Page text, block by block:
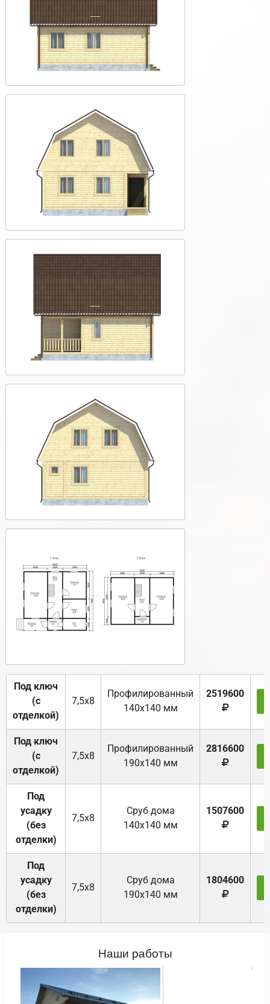
Под ключ
(с
отделкой)
7,5х8
Профилированный
140х140 мм
2519600
Под ключ
(с
отделкой)
7,5х8
Профилированный
190х140 мм
2816600
Под
усадку
(без
отделки)
7,5х8
Cруб дома
140х140 мм
1507600
Под
усадку
(без
отделки)
7,5х8
Cруб дома
190х140 мм
1804600
Наши работы